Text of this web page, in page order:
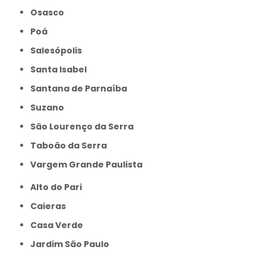
Osasco
Poá
Salesópolis
Santa Isabel
Santana de Parnaíba
Suzano
São Lourenço da Serra
Taboão da Serra
Vargem Grande Paulista
Alto do Pari
Caieras
Casa Verde
Jardim São Paulo